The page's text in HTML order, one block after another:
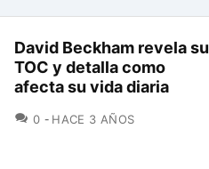
David Beckham revela su
TOC y detalla como
afecta su vida diaria
0 COMENTARIOS
HACE 3 AÑOS